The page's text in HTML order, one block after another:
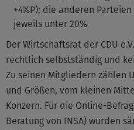
+4%P); die anderen
jeweils unter 20%
Der Wirtschaftsrat der CDU
rechtlich selbstständig und
Zu seinen Mitgliedern zählen
und Größen, vom kleinen
Konzern. Für die Online-
Beratung von INSA) wurden